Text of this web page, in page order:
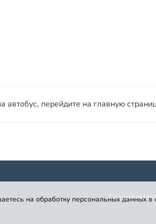
автобус, перейдите на главную
Главная
на обработку персональных данных в